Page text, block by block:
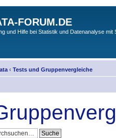
FORUM.DE
und Hilfe bei Statistik und Datenanalyse mit
‹ Tests und Gruppenvergleiche